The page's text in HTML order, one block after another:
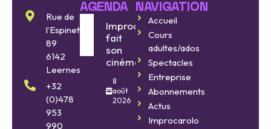
Rue de
l’Espinette
89
6142
Leernes
+32
(0)478
953
990
AGENDA
Improcarolo
fait
son
cinéma
8
août
2026
NAVIGATION
Accueil
Cours
adultes/ados
Spectacles
Entreprise
Abonnements
Actus
Improcarolo